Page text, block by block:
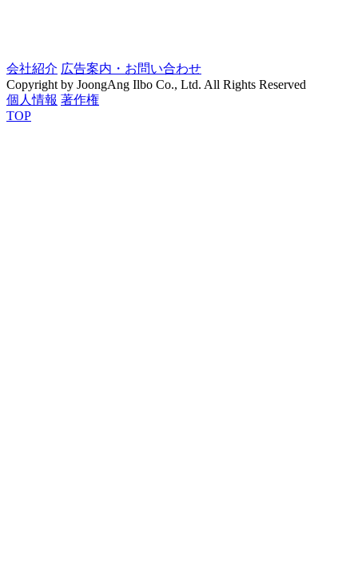
会社紹介 広告案内・お問い合わせ
Copyright by JoongAng Ilbo Co., Ltd. All Rights Reserved
個人情報 著作権
TOP